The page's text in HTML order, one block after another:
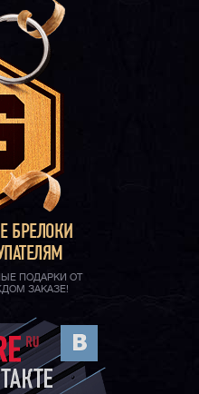
БРЕЛОКИ
ПОДАРКИ ОТ
ЗАКАЗЕ!